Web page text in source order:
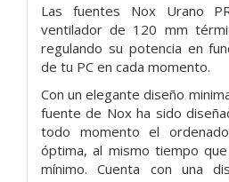
Las fuentes Nox Urano
ventilador de 120 mm
regulando su potencia en
de tu PC en cada momento.
Con un elegante diseño
fuente de Nox ha sido
todo momento el
óptima, al mismo tiempo
mínimo. Cuenta con una